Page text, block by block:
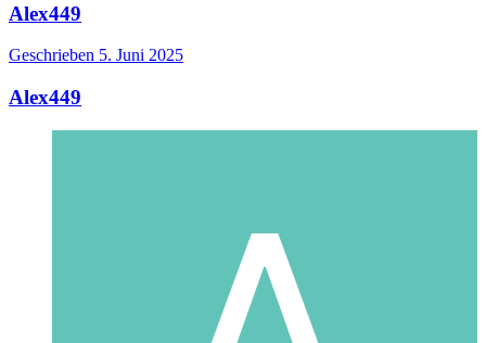
Alex449
Geschrieben 5. Juni 2025
Alex449